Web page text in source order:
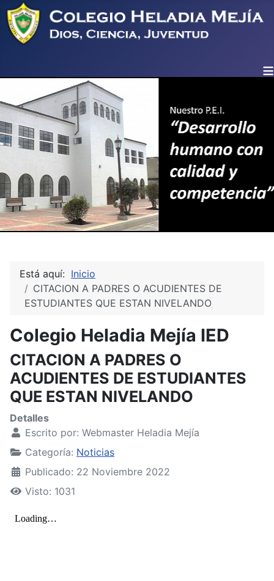
≡
Está aquí: Inicio
CITACION A PADRES O ACUDIENTES DE
ESTUDIANTES QUE ESTAN NIVELANDO
Colegio Heladia Mejía IED
CITACION A PADRES O
ACUDIENTES DE ESTUDIANTES
QUE ESTAN NIVELANDO
Detalles
Escrito por: Webmaster Heladia Mejía
Categoría: Noticias
Publicado: 22 Noviembre 2022
Visto: 1031